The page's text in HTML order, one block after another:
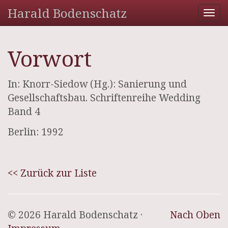
Harald Bodenschatz
Vorwort
In: Knorr-Siedow (Hg.): Sanierung und
Gesellschaftsbau. Schriftenreihe Wedding
Band 4
Berlin: 1992
<< Zurück zur Liste
Nach Oben
© 2026 Harald Bodenschatz ·